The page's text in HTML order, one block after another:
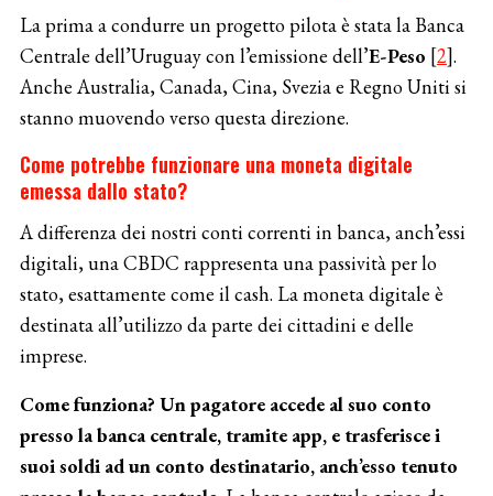
La prima a condurre un progetto pilota è stata la Banca
Centrale dell’Uruguay con l’emissione dell’E-Peso [2].
Anche Australia, Canada, Cina, Svezia e Regno Uniti si
stanno muovendo verso questa direzione.
Come potrebbe funzionare una moneta digitale
emessa dallo stato?
A differenza dei nostri conti correnti in banca, anch’essi
digitali, una CBDC rappresenta una passività per lo
stato, esattamente come il cash. La moneta digitale è
destinata all’utilizzo da parte dei cittadini e delle
imprese.
Come funziona? Un pagatore accede al suo conto
presso la banca centrale, tramite app, e trasferisce i
suoi soldi ad un conto destinatario, anch’esso tenuto